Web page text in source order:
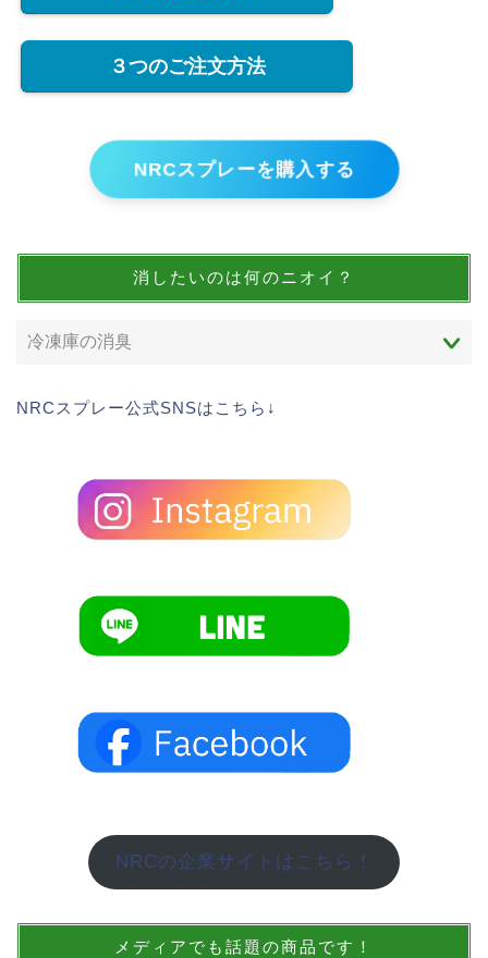
３つのご注文方法
NRCスプレーを購入する
消したいのは何のニオイ？
NRCスプレー公式SNSはこちら↓
NRCの企業サイトはこちら！
メディアでも話題の商品です！